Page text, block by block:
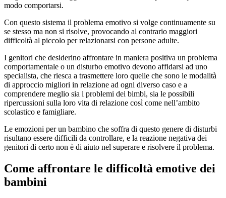
modo comportarsi.
Con questo sistema il problema emotivo si volge continuamente su
se stesso ma non si risolve, provocando al contrario maggiori
difficoltà al piccolo per relazionarsi con persone adulte.
I genitori che desiderino affrontare in maniera positiva un problema
comportamentale o un disturbo emotivo devono affidarsi ad uno
specialista, che riesca a trasmettere loro quelle che sono le modalità
di approccio migliori in relazione ad ogni diverso caso e a
comprendere meglio sia i problemi dei bimbi, sia le possibili
ripercussioni sulla loro vita di relazione così come nell’ambito
scolastico e famigliare.
Le emozioni per un bambino che soffra di questo genere di disturbi
risultano essere difficili da controllare, e la reazione negativa dei
genitori di certo non è di aiuto nel superare e risolvere il problema.
Come affrontare le difficoltà emotive dei
bambini